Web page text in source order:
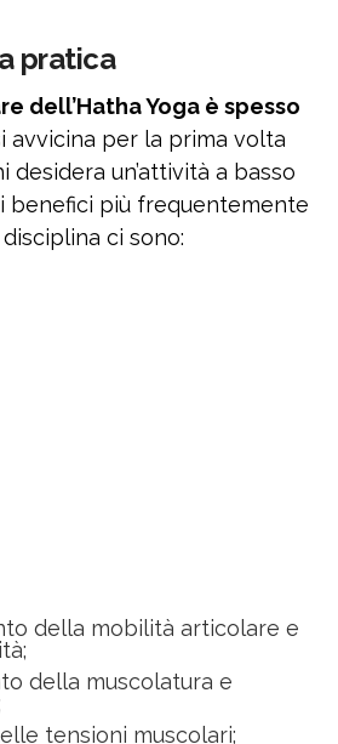
pratica
dell’Hatha Yoga è spesso
avvicina per la prima volta
desidera un’attività a basso
benefici più frequentemente
ci sono:
della mobilità articolare e
della muscolatura e
tensioni muscolari;